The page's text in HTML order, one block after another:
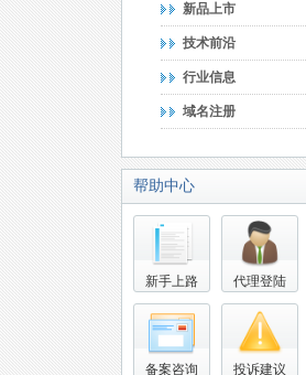
新品上市
技术前沿
行业信息
域名注册
帮助中心
新手上路 代理登陆
备案咨询 投诉建议